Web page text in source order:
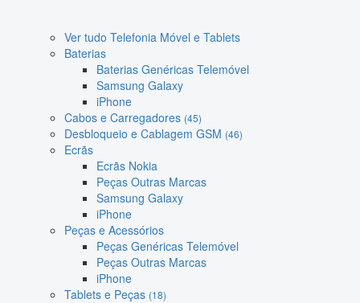
Ver tudo Telefonia Móvel e Tablets
Baterias
Baterias Genéricas Telemóvel
Samsung Galaxy
iPhone
Cabos e Carregadores (45)
Desbloqueio e Cablagem GSM (46)
Ecrãs
Ecrãs Nokia
Peças Outras Marcas
Samsung Galaxy
iPhone
Peças e Acessórios
Peças Genéricas Telemóvel
Peças Outras Marcas
iPhone
Tablets e Peças (18)